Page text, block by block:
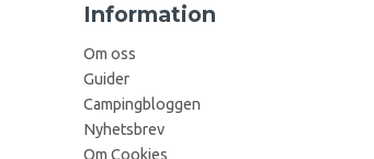
Information
Om oss
Guider
Campingbloggen
Nyhetsbrev
Om Cookies